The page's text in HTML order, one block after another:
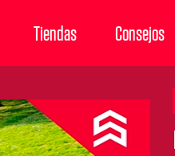
Tiendas Consejos